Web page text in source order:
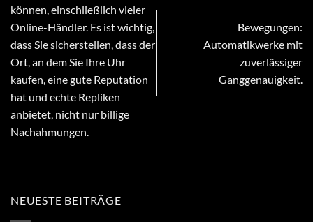
können, einschließlich vieler
Online-Händler. Es ist wichtig,
dass Sie sicherstellen, dass der
Ort, an dem Sie Ihre Uhr
kaufen, eine gute Reputation
hat und echte Repliken
anbietet, nicht nur billige
Nachahmungen.
Bewegungen:
Automatikwerke mit
zuverlässiger
Ganggenauigkeit.
NEUESTE BEITRÄGE